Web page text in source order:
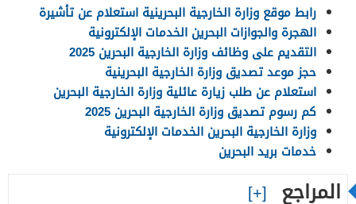
رابط موقع وزارة الخارجية البحرينية استعلام عن تأشيرة
الهجرة والجوازات البحرين الخدمات الإلكترونية
التقديم على وظائف وزارة الخارجية البحرين 2025
حجز موعد تصديق وزارة الخارجية البحرينية
استعلام عن طلب زيارة عائلية وزارة الخارجية البحرين
كم رسوم تصديق وزارة الخارجية البحرين 2025
وزارة الخارجية البحرين الخدمات الإلكترونية
خدمات بريد البحرين
المراجع